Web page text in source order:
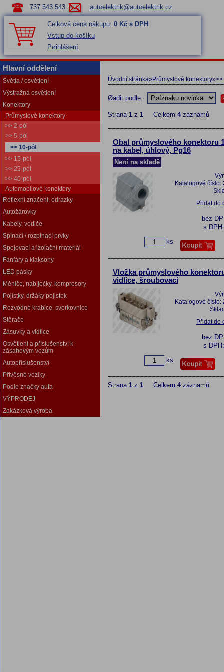
737 543 543 autoelektrik@autoelektrik.cz
Celková cena nákupu: 0 Kč s DPH
Vstup do košíku
Pøihlášení
Hlavní oddělení
Světla / osvětlení
Výstražná osvětlení
Konektory
Průmyslové konektory
>> 2-pól
>> 5-pól
>> 10-pól
>> 15-pól
>> 25-pól
>> 40-pól
Automobilové konektory
Reflexní značení, odrazky
Autožárovky
Kabely, vodiče
Spínací / rozpínací prvky
Spojovací a izolační materiál
Fanfáry a klaksony
LED pásky
Měniče, nabíječky, kompresory
Pojistky, držáky pojistek
Rozvodné krabice, svorkovnice
Stěrače
Zásuvky a vidlice
Osvětlení a příslušenství k
zásahovým vozům
Autopříslušenství
Přívěsné vozíky
Podle značky auta
VÝPRODEJ
Zakázková výroba
Úvodní stránka» Průmyslové konektory»
Øadit podle:
Strana 1z 1Celkem 4záznamů
Obal průmyslového konektoru
na kabel, úhlový, Pg16
Není na skladě
Katalogové číslo:
Přidat do
bez
s
ks
Vložka průmyslového
vidlice, šroubovací
Katalogové číslo:
Přidat do
bez
s
ks
Strana 1z 1Celkem 4záznamů